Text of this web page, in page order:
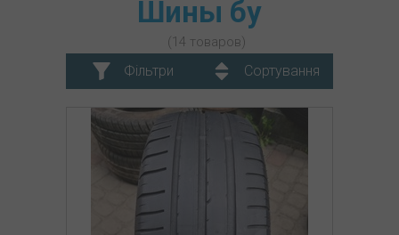
Шины бу
(14 товаров)
Фільтри Сортування